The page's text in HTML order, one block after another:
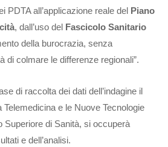
PDTA all’applicazione reale del Piano
, dall’uso del Fascicolo Sanitario
della burocrazia, senza
di colmare le differenze regionali”.
di raccolta dei dati dell’indagine il
e le Nuove Tecnologie
Superiore di Sanità, si occuperà
e dell’analisi.